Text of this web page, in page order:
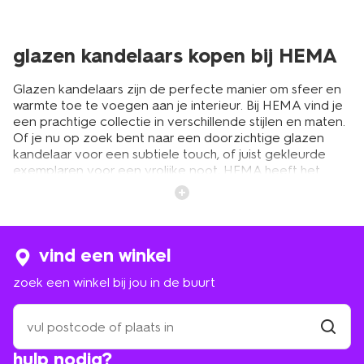
glazen kandelaars kopen bij HEMA
Glazen kandelaars zijn de perfecte manier om sfeer en
warmte toe te voegen aan je interieur. Bij HEMA vind je
een prachtige collectie in verschillende stijlen en maten.
Of je nu op zoek bent naar een doorzichtige glazen
kandelaar voor een subtiele touch, of juist gekleurde
exemplaren voor een vrolijke noot, HEMA heeft het
allemaal. Een glazen kandelaar past in elke ruimte en bij
elke gelegenheid, van een gezellig diner tot een
en uitnodigende sfeer.
gekleurde glazen kandelaars voor
een sfeervol interieur
hulp nodig?
vind een winkel
zoek een winkel bij jou in de buurt
zoek
een
winkel
bij